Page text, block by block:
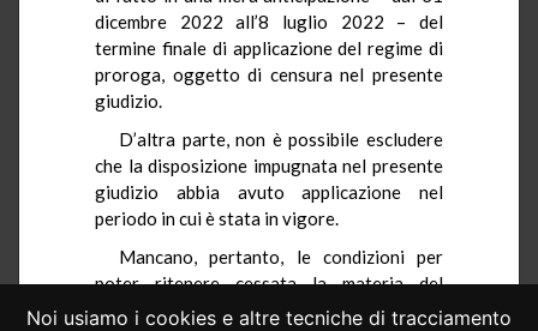
Noi usiamo i cookies e altre tecniche di tracciamento
dicembre 2022 all’8 luglio 2022 – del
termine finale di applicazione del regime di
proroga, oggetto di censura nel presente
giudizio.
D’altra parte, non è possibile escludere
che la disposizione impugnata nel presente
giudizio abbia avuto applicazione nel
periodo in cui è stata in vigore.
Mancano, pertanto, le condizioni per
poter ritenere cessata la materia del
contendere.